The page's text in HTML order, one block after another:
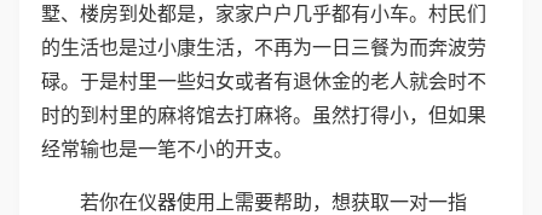
墅、楼房到处都是，家家户户几乎都有小车。村民们
的生活也是过小康生活，不再为一日三餐为而奔波劳
碌。于是村里一些妇女或者有退休金的老人就会时不
时的到村里的麻将馆去打麻将。虽然打得小，但如果
经常输也是一笔不小的开支。
若你在仪器使用上需要帮助，想获取一对一指